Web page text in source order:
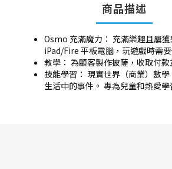
商品描述
Osmo 充滿魔力： 充滿樂趣且屢
iPad/Fire 平板電腦，玩遊戲時需要
教學： 為顧客製作披薩，收取付
技能學習： 現實世界（商業）數
生活中的事件。 專為兒童和熱愛學